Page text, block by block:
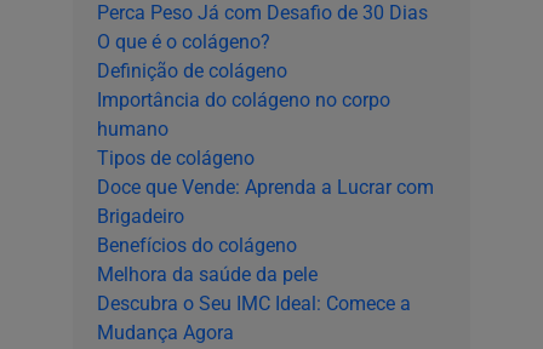
Perca Peso Já com Desafio de 30 Dias
O que é o colágeno?
Definição de colágeno
Importância do colágeno no corpo
humano
Tipos de colágeno
Doce que Vende: Aprenda a Lucrar com
Brigadeiro
Benefícios do colágeno
Melhora da saúde da pele
Descubra o Seu IMC Ideal: Comece a
Mudança Agora